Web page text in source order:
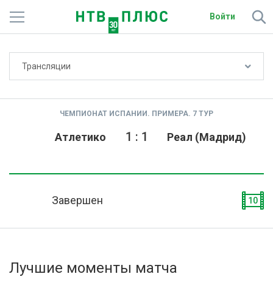
Войти
Активировать промокод
Трансляции
ЧЕМПИОНАТ ИСПАНИИ. ПРИМЕРА. 7 ТУР
Атлетико Реал (Мадрид)
1 : 1
Завершен 10
Лучшие моменты матча